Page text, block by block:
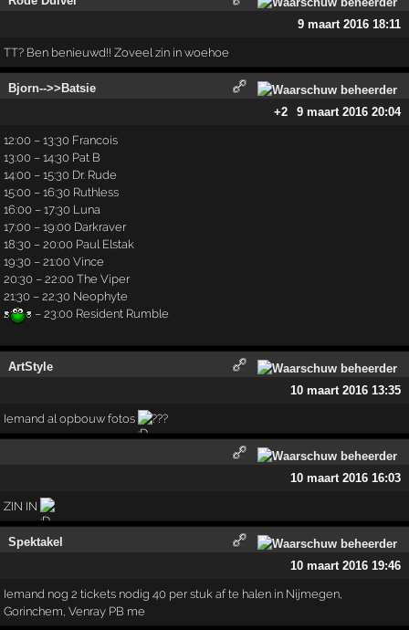
9 maart 2016 18:11
TT? Ben benieuwd!! Zoveel zin in woehoe
Bjorn-->>Batsie
+2
9 maart 2016 20:04
12:00 – 13:30 Francois
13:00 – 14:30 Pat B
14:00 – 15:30 Dr. Rude
15:00 – 16:30 Ruthless
16:00 – 17:30 Luna
17:00 – 19:00 Darkraver
18:30 – 20:00 Paul Elstak
19:30 – 21:00 Vince
20:30 – 22:00 The Viper
21:30 – 22:30 Neophyte
22:30 – 23:00 Resident Rumble
ArtStyle
10 maart 2016 13:35
Iemand al opbouw fotos ???
10 maart 2016 16:03
ZIN IN
Spektakel
10 maart 2016 19:46
Iemand nog 2 tickets nodig 40 per stuk af te halen in Nijmegen,
Gorinchem, Venray PB me